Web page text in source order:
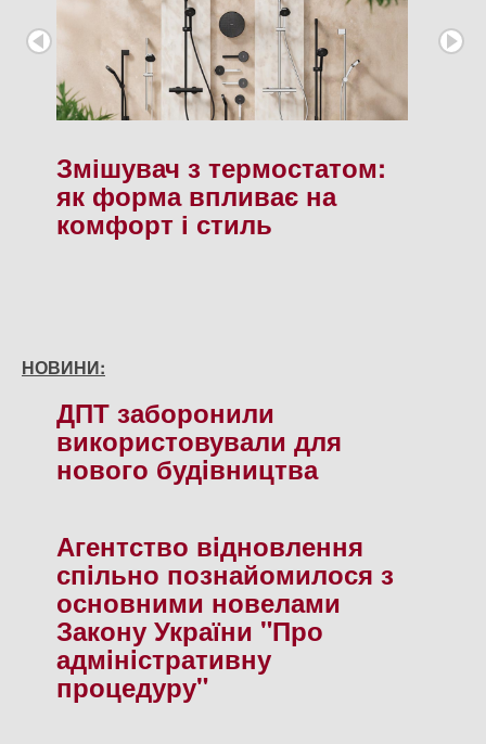
Змішувач з термостатом:
як форма впливає на
комфорт і стиль
НОВИНИ:
ДПТ заборонили
використовували для
нового будiвництва
Агентство вiдновлення
спiльно познайомилося з
основними новелами
Закону України "Про
адмiнiстративну
процедуру"